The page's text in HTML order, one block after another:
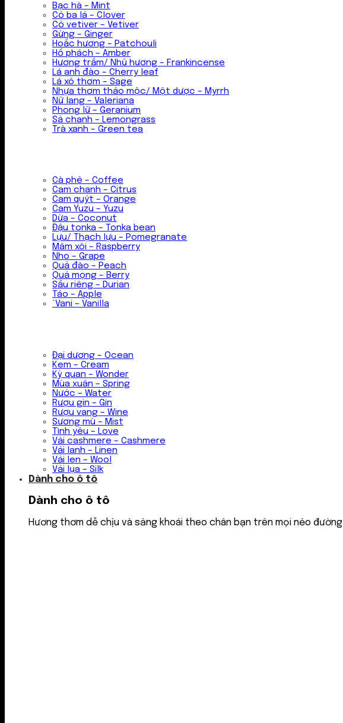
Bạc hà – Mint
Cỏ ba lá – Clover
Cỏ vetiver – Vetiver
Gừng – Ginger
Hoắc hương – Patchouli
Hổ phách – Amber
Hương trầm/ Nhũ hương – Frankincense
Lá anh đào – Cherry leaf
Lá xô thơm – Sage
Nhựa thơm thảo mộc/ Một dược – Myrrh
Nữ lang – Valeriana
Phong lữ – Geranium
Sả chanh – Lemongrass
Trà xanh – Green tea
Cà phê – Coffee
Cam chanh – Citrus
Cam quýt – Orange
Cam Yuzu – Yuzu
Dừa – Coconut
Đậu tonka – Tonka bean
Lựu/ Thạch lựu – Pomegranate
Mâm xôi – Raspberry
Nho – Grape
Quả đào – Peach
Quả mọng – Berry
Sầu riêng – Durian
Táo – Apple
`Vani – Vanilla
Đại dương – Ocean
Kem – Cream
Kỳ quan – Wonder
Mùa xuân – Spring
Nước – Water
Rượu gin – Gin
Rượu vang – Wine
Sương mù – Mist
Tình yêu – Love
Vải cashmere – Cashmere
Vải lanh – Linen
Vải len – Wool
Vải lụa – Silk
Dành cho ô tô
Dành cho ô tô
Hương thơm dễ chịu và sảng khoái theo chân bạn trên mọi nẻo đường